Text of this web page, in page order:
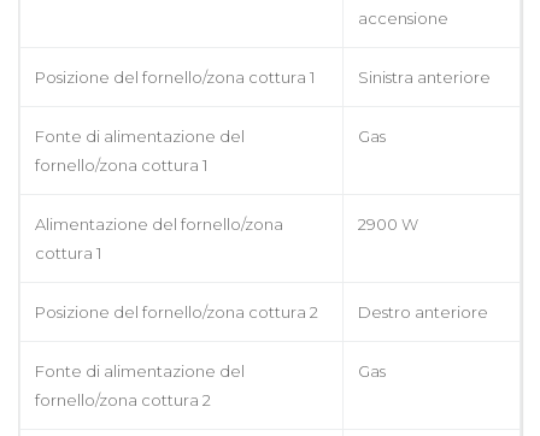
accensione
Posizione del fornello/zona cottura 1 Sinistra anteriore
Fonte di alimentazione del
fornello/zona cottura 1
Gas
Alimentazione del fornello/zona
cottura 1
2900 W
Posizione del fornello/zona cottura 2 Destro anteriore
Fonte di alimentazione del
fornello/zona cottura 2
Gas